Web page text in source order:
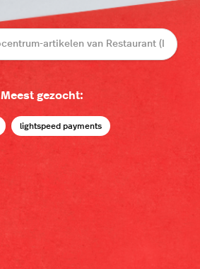
Meest gezocht:
lightspeed payments